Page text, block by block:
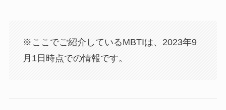
※ここでご紹介しているMBTIは、2023年9
月1日時点での情報です。